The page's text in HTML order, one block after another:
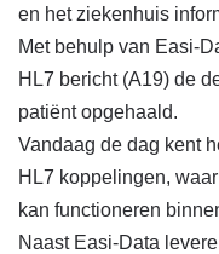
en het ziekenhuis
Met behulp van Easi-
HL7 bericht (A19) de
patiënt opgehaald.
Vandaag de dag kent
HL7 koppelingen,
kan functioneren
Naast Easi-Data